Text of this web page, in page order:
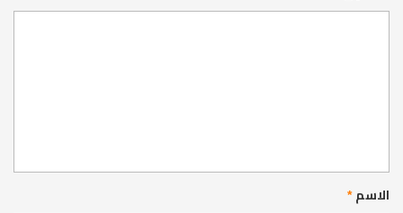
الاسم*